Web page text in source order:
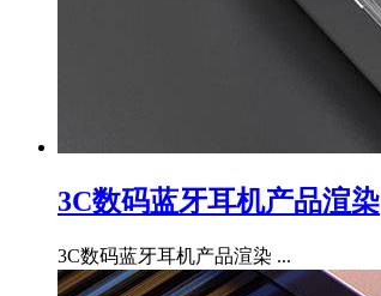
3C数码蓝牙耳机产品渲染
3C数码蓝牙耳机产品渲染 ...